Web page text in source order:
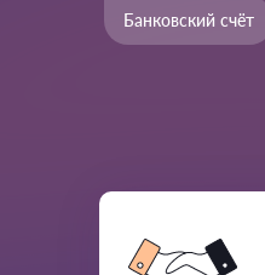
Банковский счёт